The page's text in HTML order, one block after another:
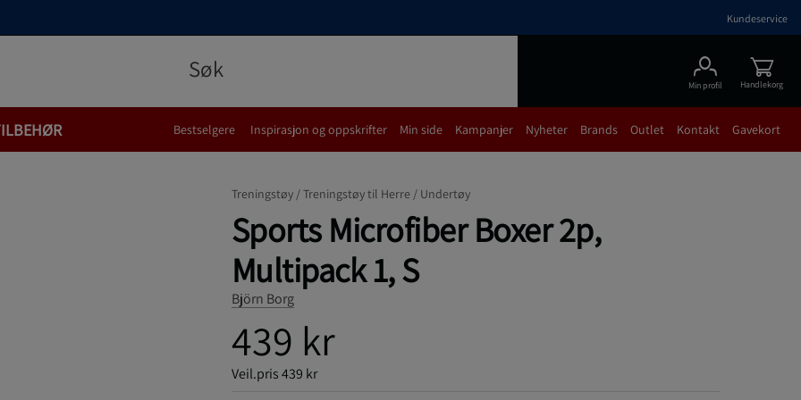
Kundeservice
Min profil Handlekorg
Bestselgere Inspirasjon og oppskrifter Min side Kampanjer Nyheter Brands Outlet Kontakt Gavekort
Treningstøy /Treningstøy til Herre / Undertøy
Sports Microfiber Boxer 2p,
Multipack 1, S
Björn Borg
439 kr
Veil.pris439 kr